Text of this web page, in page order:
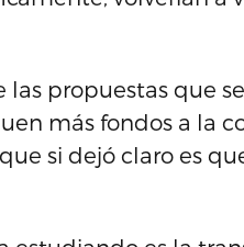
las propuestas que
más fondos a la
si dejó claro es